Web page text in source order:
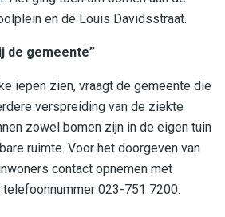
en de Louis Davidsstraat.
de gemeente”
iepen zien, vraagt de gemeente die
verspreiding van de ziekte
zowel bomen zijn in de eigen tuin
ruimte. Voor het doorgeven van
contact opnemen met
telefoonnummer 023-751 7200.